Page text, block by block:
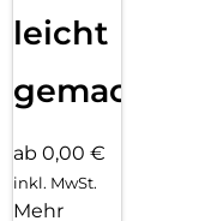
leicht
gemacht!
ab 0,00 €
inkl. MwSt.
Mehr